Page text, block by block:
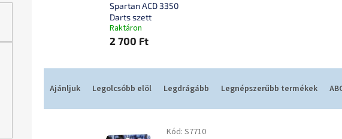
Spartan ACD 3350
Darts szett
Raktáron
2 700 Ft
Ajánljuk Legolcsóbb elöl Legdrágább Legnépszerűbb termékek
Kód: S7710